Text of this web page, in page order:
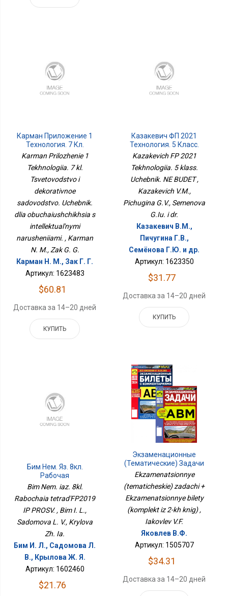
Карман Приложение 1
Технология. 7 Кл.
Цветоводство И
Садоводство. Учебник.
Для Обучающихся С
Интеллектуальными
Нарушениями.
Karman Prilozhenie 1
Tekhnologiia. 7 kl.
Tsvetovodstvo i
dekorativnoe
sadovodstvo. Uchebnik.
dlia obuchaiushchikhsia s
intellektual'nymi
narusheniiami. , Karman
N. M., Zak G. G.
Карман Н. М., Зак Г. Г.
Артикул: 1623483
$60.81
Доставка за 14–20 дней
КУПИТЬ
Казакевич ФП 2021
Технология. 5 Класс.
Учебник. НЕ БУДЕТ
Kazakevich FP 2021
Tekhnologiia. 5 klass.
Uchebnik. NE BUDET ,
Kazakevich V.M.,
Pichugina G.V., Semenova
G.Iu. i dr.
Казакевич В.М.,
Пичугина Г.В.,
Семёнова Г.Ю. и др.
Артикул: 1623350
$31.77
Доставка за 14–20 дней
КУПИТЬ
Бим Нем. Яз. 8кл.
Рабочая
ТетрадьФП2019 ИП
Bim Nem. iaz. 8kl.
Rabochaia tetrad'FP2019
IP PROSV. , Bim I. L.,
Sadomova L. V., Krylova
Zh. Ia.
Бим И. Л., Садомова Л.
В., Крылова Ж. Я.
Артикул: 1602460
$21.76
Экзаменационные
(тематические) Задачи
+ Экзаменационные
Билеты (комплект Из 2-
Х Книг)
Ekzamenatsionnye
(tematicheskie) zadachi +
Ekzamenatsionnye bilety
(komplekt iz 2-kh knig) ,
Iakovlev V.F.
Яковлев В.Ф.
Артикул: 1505707
$34.31
Доставка за 14–20 дней